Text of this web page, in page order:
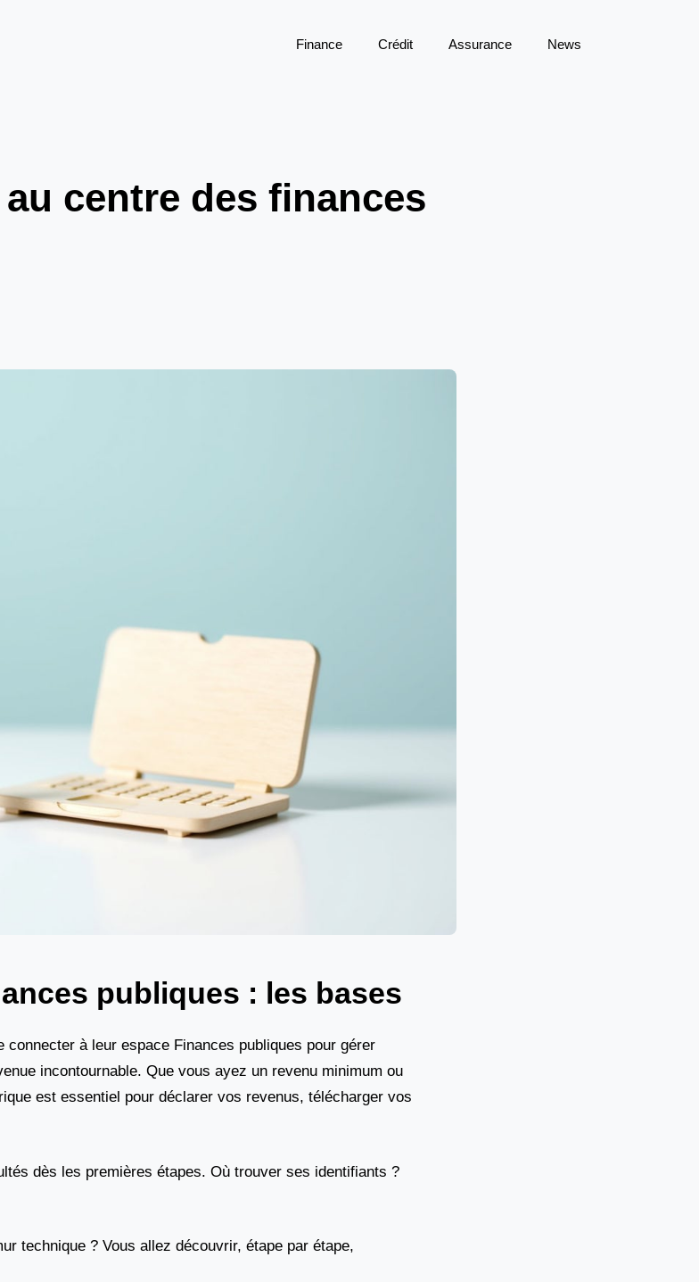
Finance Crédit Assurance News
centre des finances
publiques : les bases
à leur espace Finances publiques pour gérer
incontournable. Que vous ayez un revenu minimum ou
est essentiel pour déclarer vos revenus, télécharger vos
dès les premières étapes. Où trouver ses identifiants ?
technique ? Vous allez découvrir, étape par étape,